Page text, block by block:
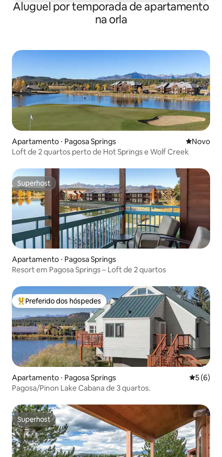
Aluguel por temporada de apartamento
na orla
Apartamento ⋅ Pagosa Springs Novo
Novo
Loft de 2 quartos perto de Hot Springs e Wolf Creek
Superhost
Superhost
Apartamento ⋅ Pagosa Springs
Resort em Pagosa Springs – Loft de 2 quartos
Entre os melhores preferidos dos hóspedes
Preferido dos hóspedes
Apartamento ⋅ Pagosa Springs 5 de
5 (6)
Pagosa/Pinon Lake Cabana de 3 quartos.
Superhost
Superhost